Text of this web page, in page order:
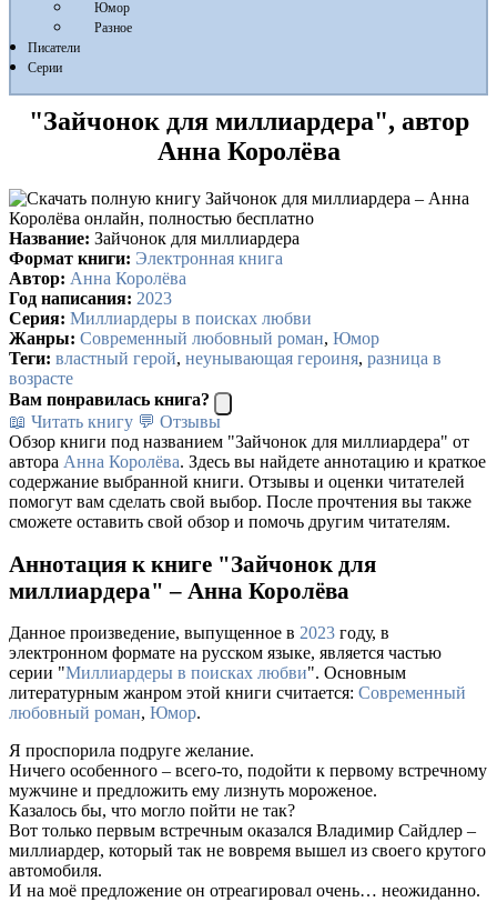
Юмор
Разное
Писатели
Серии
"Зайчонок для миллиардера", автор
Анна Королёва
Название: Зайчонок для миллиардера
Формат книги: Электронная книга
Автор: Анна Королёва
Год написания: 2023
Серия: Миллиардеры в поисках любви
Жанры: Современный любовный роман, Юмор
Теги: властный герой, неунывающая героиня, разница в
возрасте
Вам понравилась книга?
📖 Читать книгу 💬 Отзывы
Обзор книги под названием "Зайчонок для миллиардера" от
автора Анна Королёва. Здесь вы найдете аннотацию и краткое
содержание выбранной книги. Отзывы и оценки читателей
помогут вам сделать свой выбор. После прочтения вы также
сможете оставить свой обзор и помочь другим читателям.
Аннотация к книге "Зайчонок для
миллиардера" – Анна Королёва
Данное произведение, выпущенное в 2023 году, в
электронном формате на русском языке, является частью
серии "Миллиардеры в поисках любви". Основным
литературным жанром этой книги считается: Современный
любовный роман, Юмор.
Я проспорила подруге желание.
Ничего особенного – всего-то, подойти к первому встречному
мужчине и предложить ему лизнуть мороженое.
Казалось бы, что могло пойти не так?
Вот только первым встречным оказался Владимир Сайдлер –
миллиардер, который так не вовремя вышел из своего крутого
автомобиля.
И на моë предложение он отреагировал очень… неожиданно.